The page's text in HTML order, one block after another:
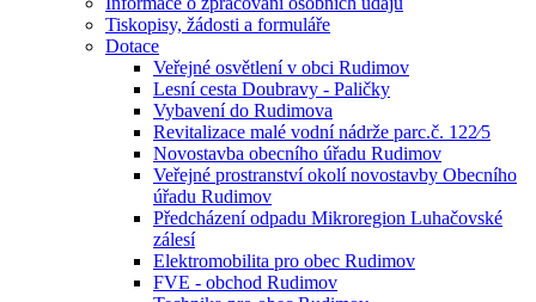
Tiskopisy, žádosti a formuláře
Dotace
Veřejné osvětlení v obci Rudimov
Lesní cesta Doubravy - Paličky
Vybavení do Rudimova
Revitalizace malé vodní nádrže parc.č. 122⁄5
Novostavba obecního úřadu Rudimov
Veřejné prostranství okolí novostavby Obecního
úřadu Rudimov
Předcházení odpadu Mikroregion Luhačovské
zálesí
Elektromobilita pro obec Rudimov
FVE - obchod Rudimov